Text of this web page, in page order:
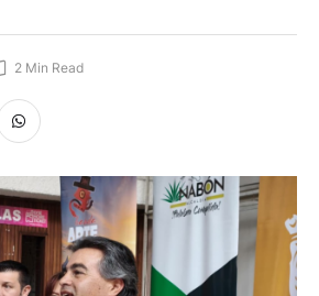
2 Min Read